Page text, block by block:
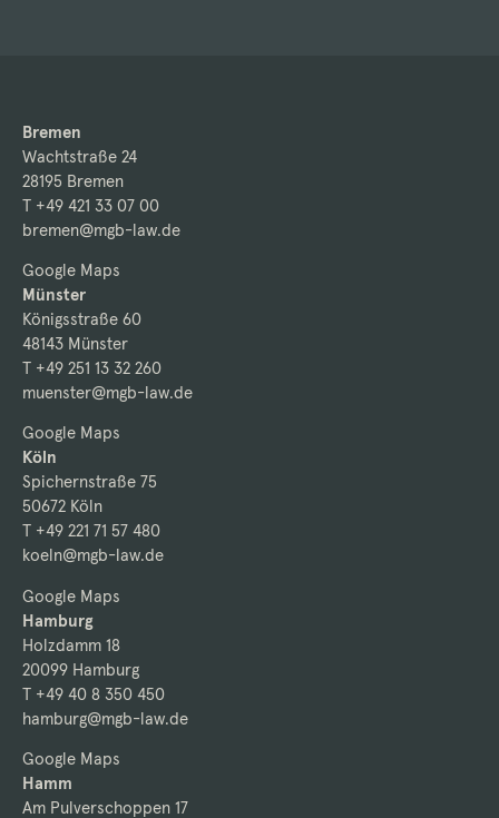
Bremen
Wachtstraße 24
28195 Bremen
T +49 421 33 07 00
bremen@mgb-law.de
Google Maps
Münster
Königsstraße 60
48143 Münster
T +49 251 13 32 260
muenster@mgb-law.de
Google Maps
Köln
Spichernstraße 75
50672 Köln
T +49 221 71 57 480
koeln@mgb-law.de
Google Maps
Hamburg
Holzdamm 18
20099 Hamburg
T +49 40 8 350 450
hamburg@mgb-law.de
Google Maps
Hamm
Am Pulverschoppen 17